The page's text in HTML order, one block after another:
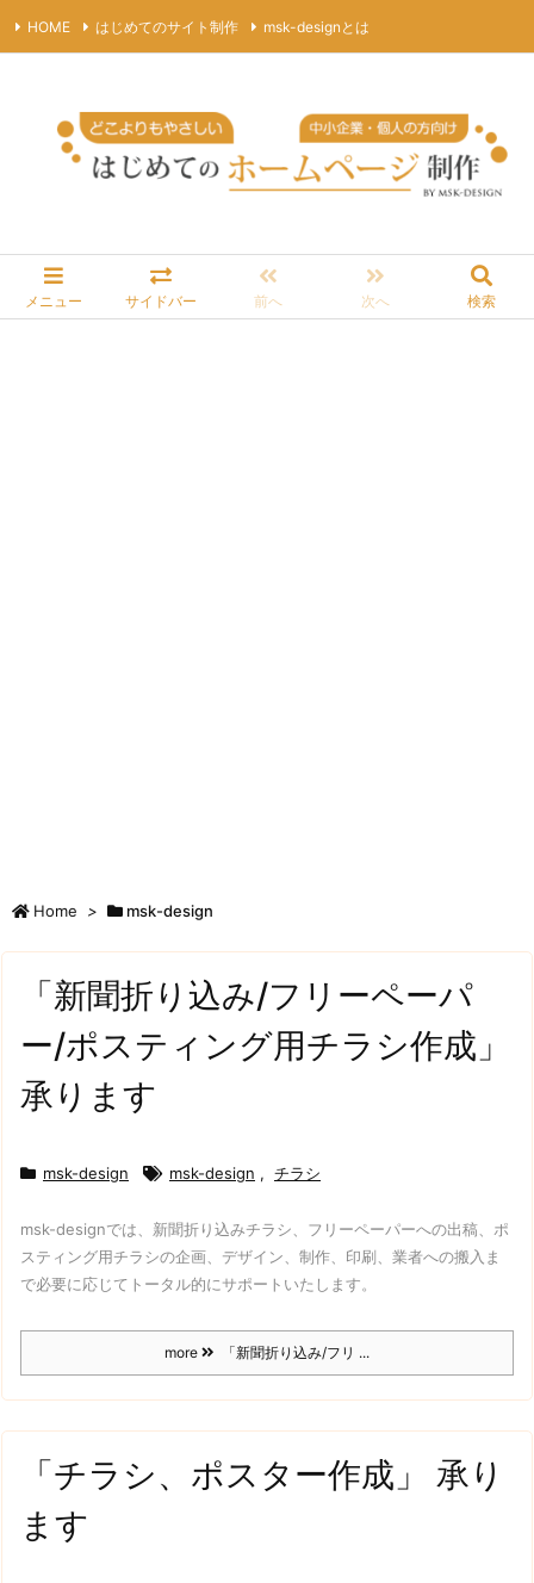
メニュー サイドバー 前へ 次へ 検索
HOME はじめてのサイト制作 msk-designとは
Feedly
Home > msk-design
「新聞折り込み/フリーペーパ
ー/ポスティング用チラシ作成」
承ります
msk-design msk-design , チラシ
msk-designでは、新聞折り込みチラシ、フリーペーパーへの出稿、ポ
スティング用チラシの企画、デザイン、制作、印刷、業者への搬入ま
で必要に応じてトータル的にサポートいたします。
more 「新聞折り込み/フリ ...
「チラシ、ポスター作成」 承り
ます